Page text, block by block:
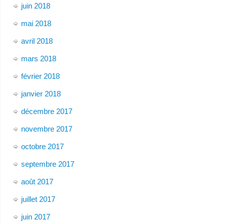
juin 2018
mai 2018
avril 2018
mars 2018
février 2018
janvier 2018
décembre 2017
novembre 2017
octobre 2017
septembre 2017
août 2017
juillet 2017
juin 2017